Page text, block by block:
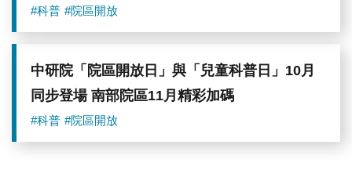
#科普 #院區開放
中研院「院區開放日」與「兒童科普日」10月
同步登場 南部院區11月精彩加碼
#科普 #院區開放